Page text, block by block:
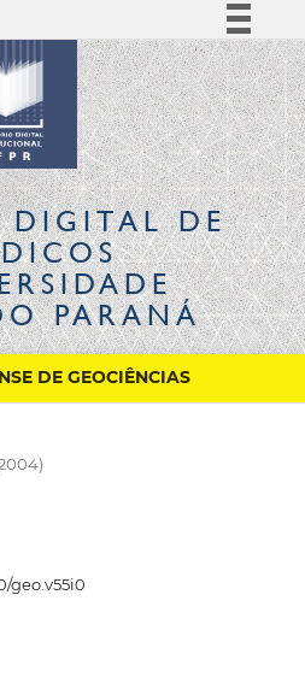
Simplifique!
Comunica BR
Participe
Acesso à informação
Legislação
Canais
DIGITALDE
PARANÁ
DE GEOCIÊNCIAS
geo.v55i0